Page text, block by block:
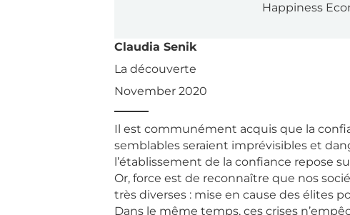
Happiness
Claudia Senik
La découverte
November 2020
Il est communément acquis que la
semblables seraient imprévisibles et
l’établissement de la confiance repose
Or, force est de reconnaître que nos
très diverses : mise en cause des élites
Dans le même temps, ces crises